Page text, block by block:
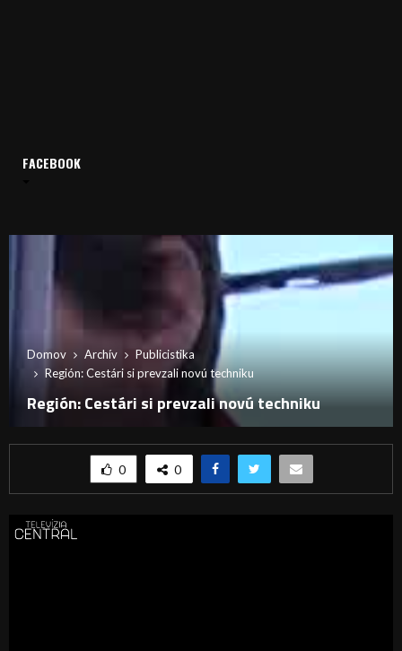
Domov Archív
Publicistika
Región: Cestári si prevzali novú techniku
Región: Cestári si prevzali novú techniku
0 0
FACEBOOK